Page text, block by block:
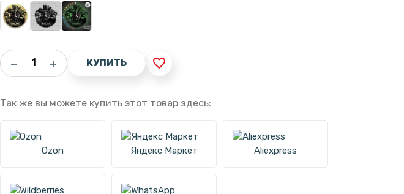
КУПИТЬ favorite_border
Так же вы можете купить этот товар здесь:
Ozon Яндекс Маркет Aliexpress